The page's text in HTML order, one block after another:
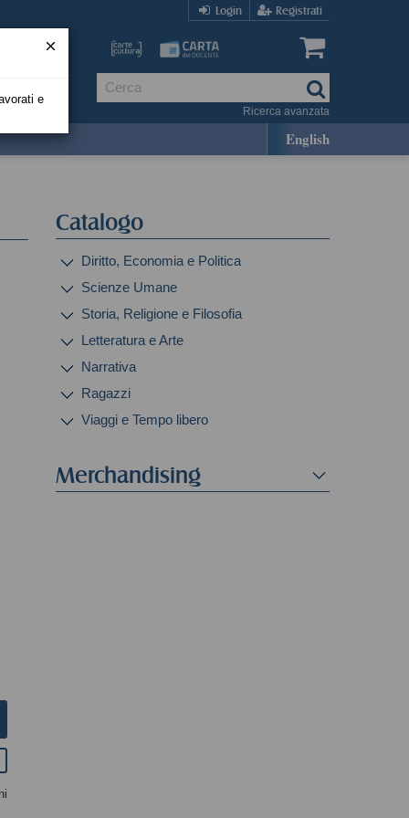
Login Registrati
Ricerca avanzata
English
Catalogo
Diritto, Economia e Politica
Scienze Umane
Storia, Religione e Filosofia
Letteratura e Arte
Narrativa
Ragazzi
Viaggi e Tempo libero
Merchandising
e